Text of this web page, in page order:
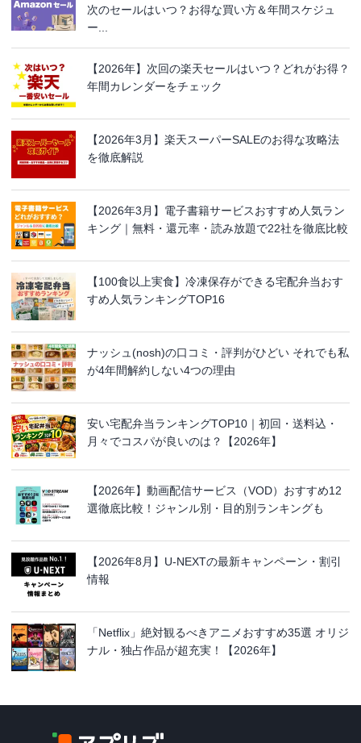
次のセールはいつ？お得な買い方＆年間スケジュ
ー...
【2026年】次回の楽天セールはいつ？どれがお得？
年間カレンダーをチェック
【2026年3月】楽天スーパーSALEのお得な攻略法
を徹底解説
【2026年3月】電子書籍サービスおすすめ人気ラン
キング｜無料・還元率・読み放題で22社を徹底比較
【100食以上実食】冷凍保存ができる宅配弁当おす
すめ人気ランキングTOP16
ナッシュ(nosh)の口コミ・評判がひどい それでも私
が4年間解約しない4つの理由
安い宅配弁当ランキングTOP10｜初回・送料込・
月々でコスパが良いのは？【2026年】
【2026年】動画配信サービス（VOD）おすすめ12
選徹底比較！ジャンル別・目的別ランキングも
【2026年8月】U-NEXTの最新キャンペーン・割引
情報
「Netflix」絶対観るべきアニメおすすめ35選 オリジ
ナル・独占作品が超充実！【2026年】